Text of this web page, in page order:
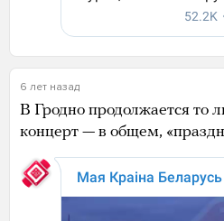
6 лет назад
В Гродно продолжается то
концерт — в общем,